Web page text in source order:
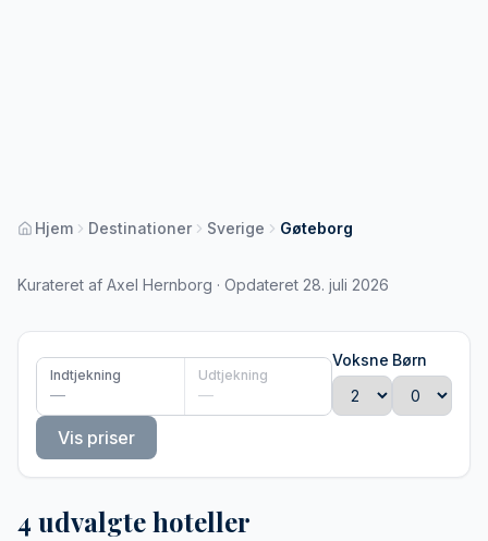
Hjem Destinationer Sverige Gøteborg
Kurateret af Axel Hernborg · Opdateret 28. juli 2026
Indtjekning
—
Udtjekning
—
Voksne Børn
Vis priser
4 udvalgte hoteller